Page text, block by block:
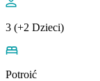
3 (+2 Dzieci)
Potroić